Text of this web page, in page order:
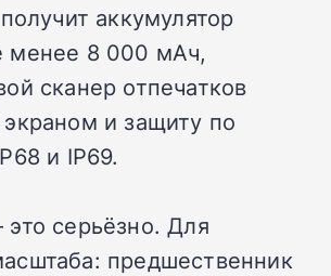
аккумулятор
менее 8 000 мАч,
сканер отпечатков
и защиту по
и IP69.
серьёзно. Для
предшественник